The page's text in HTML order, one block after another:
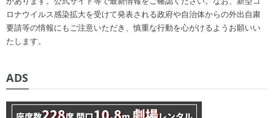
ロナウイルス感染拡大を受けて発表される政府や自治体からの外出自粛
要請等の情報にもご注意いただき、慎重な行動を心がけるようお願いい
たします。
ADS